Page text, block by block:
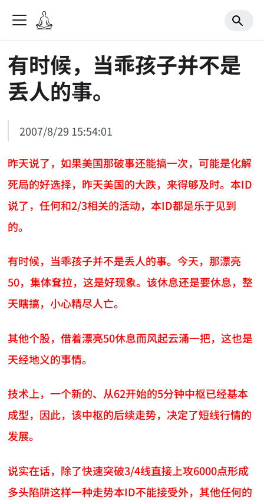
有时候，当乖孩子并不是
丢人的事。
2007/8/29 15:54:01
昨天说了，如果美国那破事还能搞一次，可能是化解
死局的好选择，昨天美国的大跌，来得够及时。本ID
说了，任何和2/3相关的活动，本ID都是乐于见到
的。
有时候，当乖孩子并不是丢人的事。今天，那漂亮
50，集体耷拉，这是好现象。该休息还是要休息，整
天瞎搞，小心精尽人亡。
其他个股，借着漂亮50休息而风起云涌一把，这也是
天经地义的事情。
技术上，一个新的、从62开始的5分钟中枢已经基本
成型，因此，该中枢的后续走势，决定了短线行情的
发展。
说实在话，除了快速突破3/4线直接上攻6000点形成
多头陷阱这样一种走势本ID不能接受外，其他任何的